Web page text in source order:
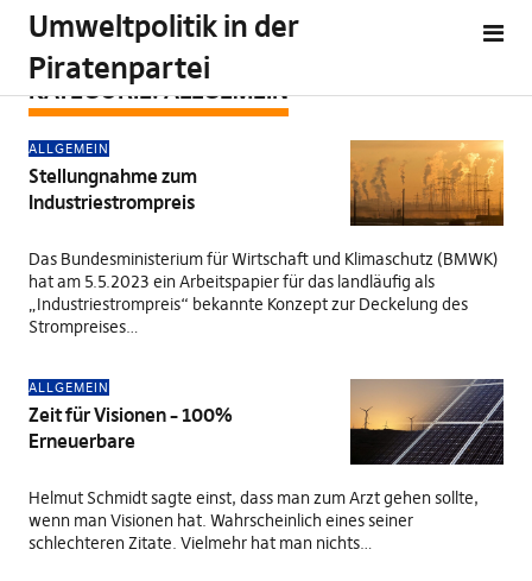
Umweltpolitik in der
Piratenpartei
KATEGORIE:ALLGEMEIN
ALLGEMEIN
Stellungnahme zum
Industriestrompreis
Das Bundesministerium für Wirtschaft und Klimaschutz (BMWK)
hat am 5.5.2023 ein Arbeitspapier für das landläufig als
„Industriestrompreis“ bekannte Konzept zur Deckelung des
Strompreises…
ALLGEMEIN
Zeit für Visionen – 100%
Erneuerbare
Helmut Schmidt sagte einst, dass man zum Arzt gehen sollte,
wenn man Visionen hat. Wahrscheinlich eines seiner
schlechteren Zitate. Vielmehr hat man nichts…